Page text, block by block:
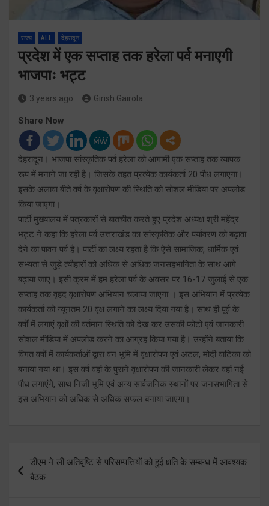
राज्य ALL देहरादून
प्रदेश में एक सप्ताह तक हरेला पर्व मनाएगी
भाजपाः भट्ट
3 years ago Girish Gairola
Share Now
देहरादून। भाजपा सांस्कृतिक पर्व हरेला को आगामी एक सप्ताह तक व्यापक
रूप में मनाने जा रही है। जिसके तहत प्रत्येक कार्यकर्ता 20 पौध लगाएगा।
इसके अलावा बीते वर्ष के वृक्षारोपण की स्थिति को सोशल मीडिया पर अपलोड
किया जाएगा।
पार्टी मुख्यालय में पत्रकारों से बातचीत करते हुए प्रदेश अध्यक्ष श्री महेंद्र
भट्ट ने कहा कि हरेला पर्व उत्तराखंड का सांस्कृतिक और पर्यावरण को बढ़ावा
देने का पावन पर्व है। पार्टी का लक्ष्य रहता है कि ऐसे सामाजिक, धार्मिक एवं
सभ्यता से जुड़े त्यौहारों को अधिक से अधिक जनसहभागिता के साथ आगे
बढ़ाया जाए। इसी क्रम में हम हरेला पर्व के अवसर पर 16-17 जुलाई से एक
सप्ताह तक वृहद वृक्षारोपण अभियान चलाया जाएगा । इस अभियान में प्रत्येक
कार्यकर्ता को न्यूनतम 20 वृक्ष लगाने का लक्ष्य दिया गया है। साथ ही पूर्व के
वर्षों में लगाएं वृक्षों की वर्तमान स्थिति को देख कर उसकी फोटो एवं जानकारी
सोशल मीडिया में अपलोड करने का आग्रह किया गया है। उन्होंने बताया कि
विगत वषों में कार्यकर्ताओं द्वारा वन भूमि में वृक्षारोपण एवं अटल, मोदी वाटिका को
बनाया गया था। इस वर्ष वहां के पुराने वृक्षारोपण की जानकारी लेकर वहां नई
पौध लगाएंगे, साथ निजी भूमि एवं अन्य सार्वजनिक स्थानों पर जनसभागिता से
इस अभियान को अधिक से अधिक सफल बनाया जाएगा।
navigation
डीएम ने ली अतिवृष्टि से परिसम्पत्तियों को हुई क्षति के सम्बन्ध में आवश्यक
बैठक